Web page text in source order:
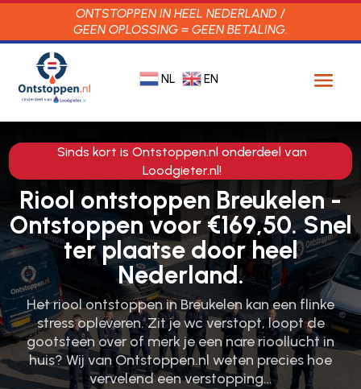
ONTSTOPPEN IN HEEL NEDERLAND /
GEEN OPLOSSING = GEEN BETALING.
NL EN
Sinds kort is Ontstoppen.nl onderdeel van
Loodgieter.nl!
Riool ontstoppen Breukelen -
Ontstoppen voor €169,50. Snel
ter plaatse door heel
Nederland.
Het riool ontstoppen in Breukelen kan een flinke
stress opleveren.​ Zit je wc verstopt, loopt de
gootsteen over of merk je een nare rioollucht in
huis? Wij van Ontstoppen.​nl weten precies hoe
vervelend een verstopping…